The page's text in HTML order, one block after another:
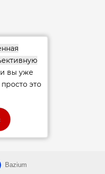
вы уже
это
Bazium